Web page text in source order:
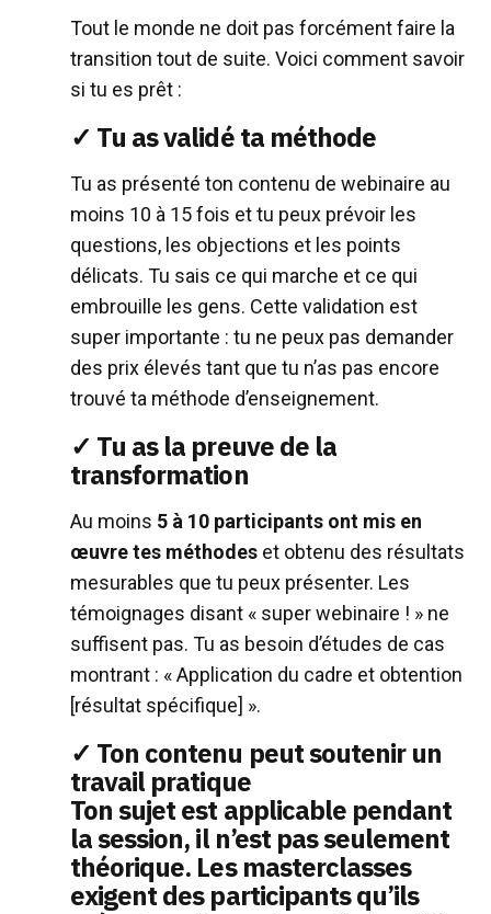
Tout le monde ne doit pas forcément faire la
transition tout de suite. Voici comment savoir
si tu es prêt :
✓ Tu as validé ta méthode
Tu as présenté ton contenu de webinaire au
moins 10 à 15 fois et tu peux prévoir les
questions, les objections et les points
délicats. Tu sais ce qui marche et ce qui
embrouille les gens. Cette validation est
super importante : tu ne peux pas demander
des prix élevés tant que tu n’as pas encore
trouvé ta méthode d’enseignement.
✓ Tu as la preuve de la
transformation
Au moins 5 à 10 participants ont mis en
œuvre tes méthodes et obtenu des résultats
mesurables que tu peux présenter. Les
témoignages disant « super webinaire ! » ne
suffisent pas. Tu as besoin d’études de cas
montrant : « Application du cadre et obtention
[résultat spécifique] ».
✓ Ton contenu peut soutenir un
travail pratique
Ton sujet est applicable pendant
la session, il n’est pas seulement
théorique. Les masterclasses
exigent des participants qu’ils